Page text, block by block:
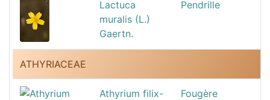
Lactuca
muralis (L.)
Gaertn.
Pendrille
ATHYRIACEAE
Athyrium filix-
Fougère